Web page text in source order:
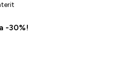
-30%!